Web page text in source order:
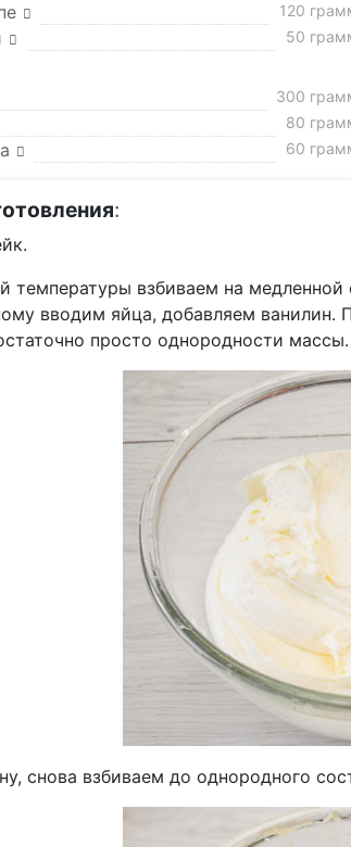
120
50
300
80
60
:
температуры взбиваем на
вводим яйца, добавляем ванилин.
просто однородности массы.
снова взбиваем до однородного